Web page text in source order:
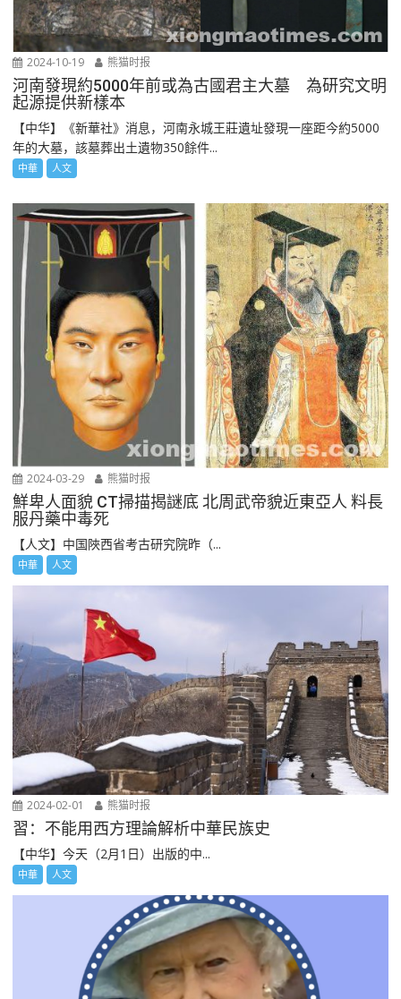
2024-10-19 熊猫时报
河南發現約5000年前或為古國君主大墓 為研究文明
起源提供新樣本
【中华】《新華社》消息，河南永城王莊遺址發現一座距今約5000
年的大墓，該墓葬出土遺物350餘件...
中華 人文
2024-03-29 熊猫时报
鮮卑人面貌 CT掃描揭謎底 北周武帝貌近東亞人 料長
服丹藥中毒死
【人文】中国陜西省考古研究院昨（...
中華 人文
2024-02-01 熊猫时报
習：不能用西方理論解析中華民族史
【中华】今天（2月1日）出版的中...
中華 人文